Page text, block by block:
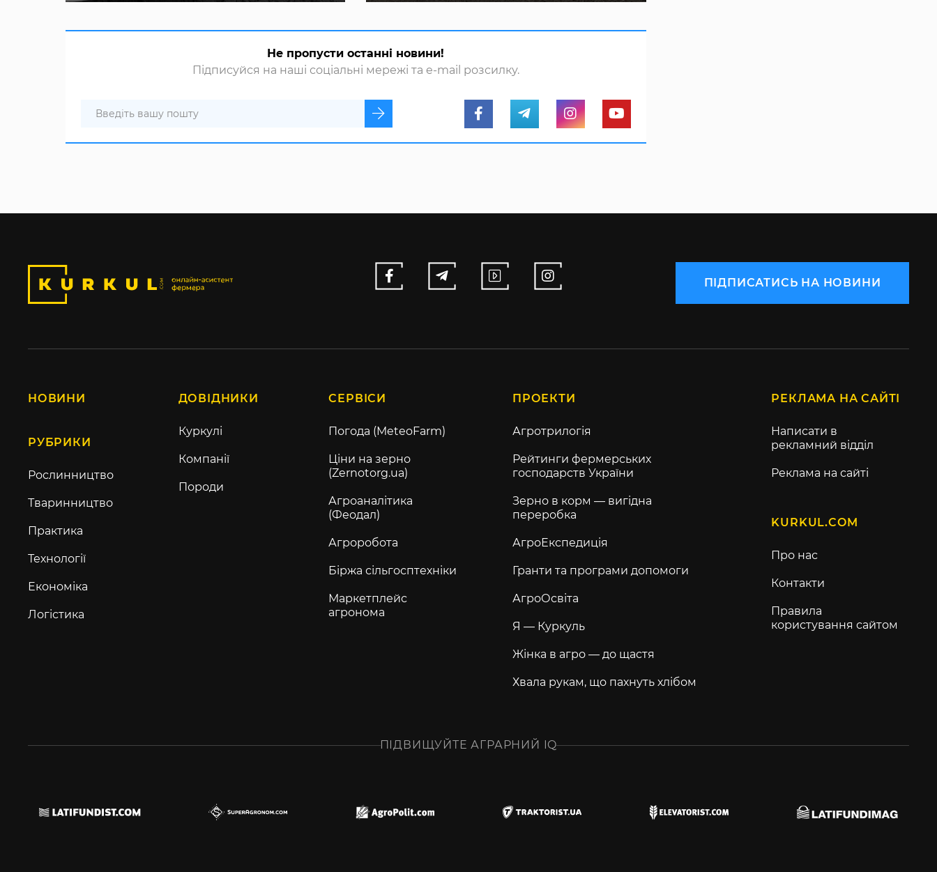
Не пропусти останні новини!
Підписуйся на наші соціальні мережі та e-mail розсилку.
ПІДПИСАТИСЬ НА НОВИНИ
НОВИНИ
РУБРИКИ
Рослинництво
Тваринництво
Практика
Технології
Економіка
Логістика
ДОВІДНИКИ
Куркулі
Компанії
Породи
СЕРВІСИ
Погода (MeteoFarm)
Ціни на зерно
(Zernotorg.ua)
Агроаналітика
(Феодал)
Агроробота
Біржа сільгосптехніки
Маркетплейс
агронома
ПРОЕКТИ
Агротрилогія
Рейтинги фермерських
господарств України
Зерно в корм — вигідна
переробка
АгроЕкспедиція
Гранти та програми допомоги
АгроОсвіта
Я — Куркуль
Жінка в агро — до щастя
Хвала рукам, що пахнуть хлібом
РЕКЛАМА НА САЙТІ
Написати в
рекламний відділ
Реклама на сайті
KURKUL.COM
Про нас
Контакти
Правила
користування сайтом
ПІДВИЩУЙТЕ АГРАРНИЙ IQ